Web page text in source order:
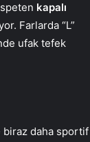
kapalı
Farlarda “L”
ufak tefek
biraz daha sportif